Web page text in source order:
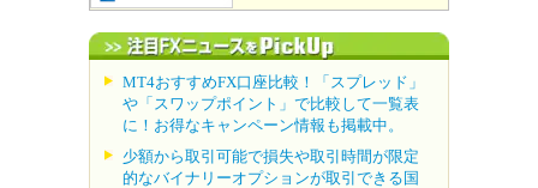
MT4おすすめFX口座比較！「スプレッド」
や「スワップポイント」で比較して一覧表
に！お得なキャンペーン情報も掲載中。
少額から取引可能で損失や取引時間が限定
的なバイナリーオプションが取引できる国